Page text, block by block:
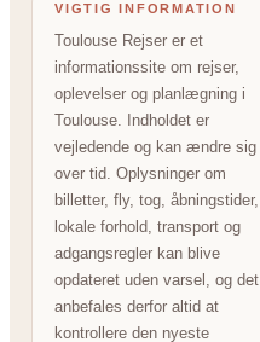
VIGTIG INFORMATION
Toulouse Rejser er et
informationssite om rejser,
oplevelser og planlægning i
Toulouse. Indholdet er
vejledende og kan ændre sig
over tid. Oplysninger om
billetter, fly, tog, åbningstider,
lokale forhold, transport og
adgangsregler kan blive
opdateret uden varsel, og det
anbefales derfor altid at
kontrollere den nyeste